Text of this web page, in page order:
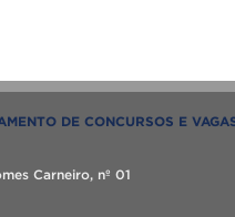
DE CONCURSOS E
Carneiro, nº 01